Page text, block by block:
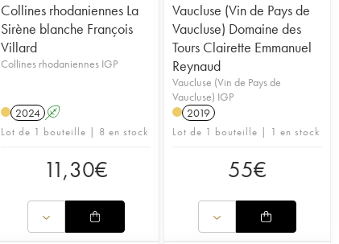
Collines rhodaniennes La
Sirène blanche François
Villard
Collines rhodaniennes IGP
2024 A
Lot de 1 bouteille | 8 en stock
11,30€
Vaucluse (Vin de Pays de
Vaucluse) Domaine des
Tours Clairette Emmanuel
Reynaud
Vaucluse (Vin de Pays de
Vaucluse) IGP
2019
Lot de 1 bouteille | 1 en stock
55€